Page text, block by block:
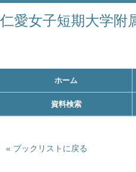
仁愛女子短期大学附
ホーム
資料検索
ブックリストに戻る